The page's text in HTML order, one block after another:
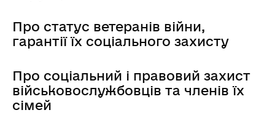
Про статус ветеранів війни,
гарантії їх соціального захисту
Про соціальний і правовий захист
військовослужбовців та членів їх
сімей